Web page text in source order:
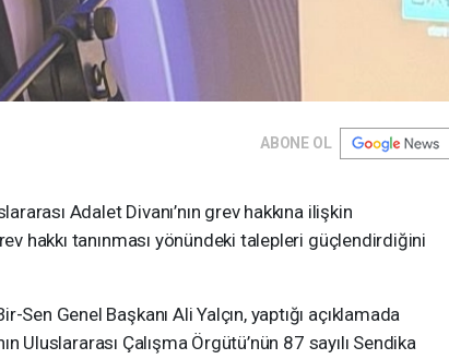
ABONE OL
Adalet Divanı’nın grev hakkına ilişkin
hakkı tanınması yönündeki talepleri güçlendirdiğini
Genel Başkanı Ali Yalçın, yaptığı açıklamada
Uluslararası Çalışma Örgütü’nün 87 sayılı Sendika